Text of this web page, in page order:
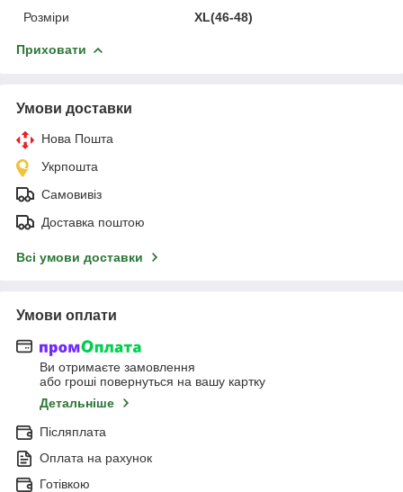
Розміри
XL(46-48)
Приховати
Умови доставки
Нова Пошта
Укрпошта
Самовивіз
Доставка поштою
Всі умови доставки
Умови оплати
Ви отримаєте замовлення
або гроші повернуться на вашу картку
Детальніше
Післяплата
Оплата на рахунок
Готівкою